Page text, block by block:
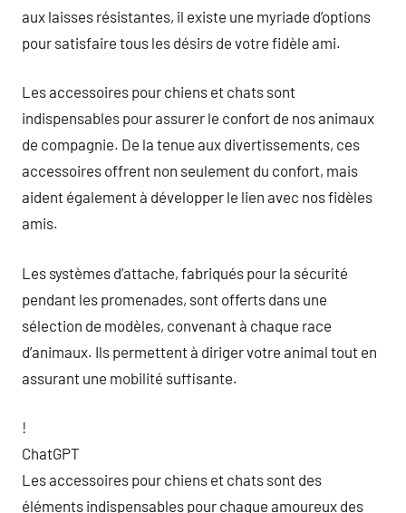
aux laisses résistantes, il existe une myriade d’options
pour satisfaire tous les désirs de votre fidèle ami.
Les accessoires pour chiens et chats sont
indispensables pour assurer le confort de nos animaux
de compagnie. De la tenue aux divertissements, ces
accessoires offrent non seulement du confort, mais
aident également à développer le lien avec nos fidèles
amis.
Les systèmes d’attache, fabriqués pour la sécurité
pendant les promenades, sont offerts dans une
sélection de modèles, convenant à chaque race
d’animaux. Ils permettent à diriger votre animal tout en
assurant une mobilité suffisante.
!
ChatGPT
Les accessoires pour chiens et chats sont des
éléments indispensables pour chaque amoureux des